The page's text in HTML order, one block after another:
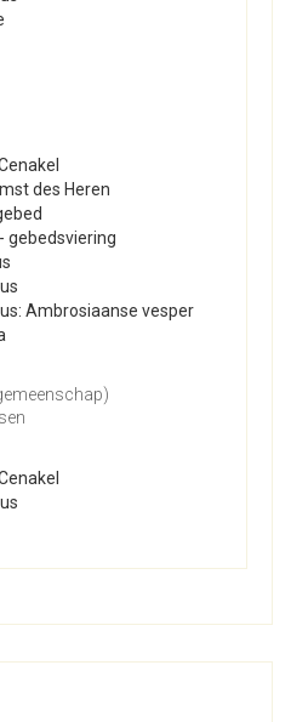
des Heren
gebedsviering
Ambrosiaanse vesper